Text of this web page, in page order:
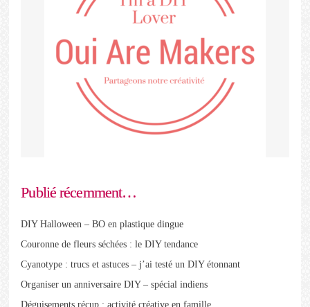
Publié récemment…
DIY Halloween – BO en plastique dingue
Couronne de fleurs séchées : le DIY tendance
Cyanotype : trucs et astuces – j’ai testé un DIY étonnant
Organiser un anniversaire DIY – spécial indiens
Déguisements récup : activité créative en famille